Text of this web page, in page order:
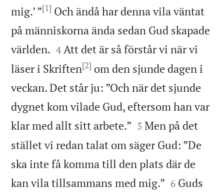
mig.’ ”[1] Och ändå har denna vila väntat
på människorna ända sedan Gud skapade
världen. 

4 Att det är så förstår vi när vi
läser i Skriften[2] om den sjunde dagen i
veckan. Det står ju: ”Och när det sjunde
dygnet kom vilade Gud, eftersom han var
klar med allt sitt arbete.” 

5 Men på det
stället vi redan talat om säger Gud: ”De
ska inte få komma till den plats där de
kan vila tillsammans med mig.” 

6 Guds